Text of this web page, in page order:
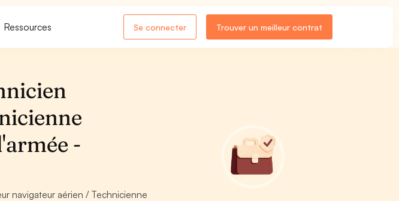
Ressources Se connecter Trouver un meilleur contrat
-
navigateur aérien / Technicienne